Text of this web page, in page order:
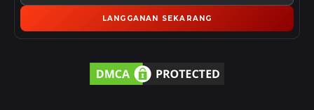
LANGGANAN SEKARANG